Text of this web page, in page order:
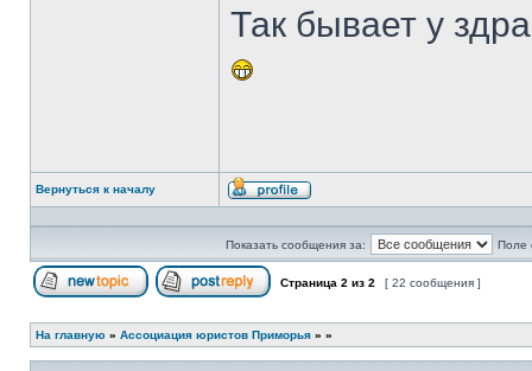
Так бывает у
Вернуться к началу
Профиль
Показать сообщения за: Поле
Страница 2 из 2 [ 22 сообщения ]
На главную » Ассоциация юристов Приморья » »